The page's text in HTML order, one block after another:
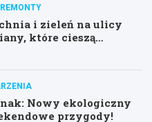
REMONTY
i zieleń na ulicy
które cieszą
Nowy ekologiczny
przygody!